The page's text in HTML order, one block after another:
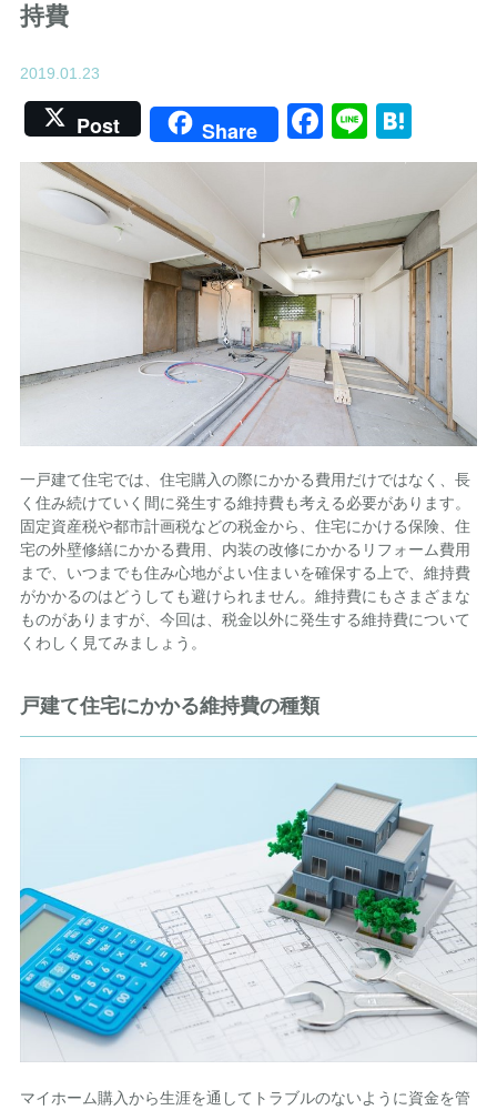
持費
2019.01.23
Post Share Facebook
Line
一戸建て住宅では、住宅購入の際にかかる費用だけではなく、長
く住み続けていく間に発生する維持費も考える必要があります。
固定資産税や都市計画税などの税金から、住宅にかける保険、住
宅の外壁修繕にかかる費用、内装の改修にかかるリフォーム費用
まで、いつまでも住み心地がよい住まいを確保する上で、維持費
がかかるのはどうしても避けられません。維持費にもさまざまな
ものがありますが、今回は、税金以外に発生する維持費について
くわしく見てみましょう。
戸建て住宅にかかる維持費の種類
マイホーム購入から生涯を通してトラブルのないように資金を管